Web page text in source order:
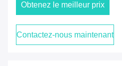
Obtenez le meilleur prix
Contactez-nous maintenant